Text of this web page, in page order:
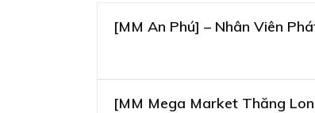
[MM An Phú] – Nhân Viên
[MM Mega Market Thăng